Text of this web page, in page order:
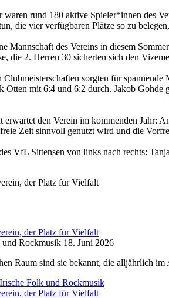
waren rund 180 aktive Spieler*innen des
die vier verfügbaren Plätze so zu
Mannschaft des Vereins in diesem
die 2. Herren 30 sicherten sich den
Clubmeisterschaften sorgten für
Otten mit 6:4 und 6:2 durch. Jakob
erwartet den Verein im kommenden Jahr:
Zeit sinnvoll genutzt wird und die
VfL Sittensen von links nach rechts:
Rockmusik 18. Juni 2026
Raum sind sie bekannt, die alljährlich im
Folk und Rockmusik